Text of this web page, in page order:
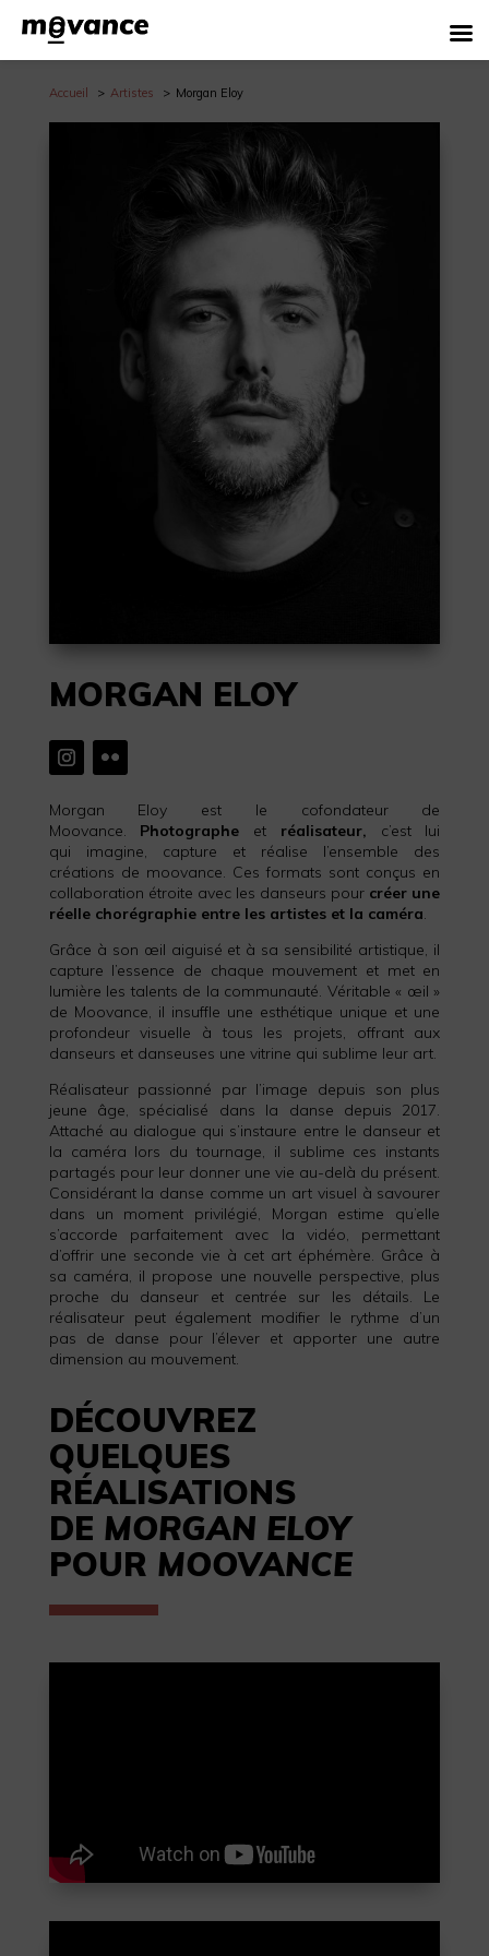
Accueil Artistes Morgan Eloy
MORGAN ELOY
Morgan Eloy est le cofondateur de
Moovance. Photographe et réalisateur, c’est lui
qui imagine, capture et réalise l’ensemble des
créations de moovance. Ces formats sont conçus en
collaboration étroite avec les danseurs pour créer une
réelle chorégraphie entre les artistes et la caméra.
Grâce à son œil aiguisé et à sa sensibilité artistique, il
capture l’essence de chaque mouvement et met en
lumière les talents de la communauté. Véritable « œil »
de Moovance, il insuffle une esthétique unique et une
profondeur visuelle à tous les projets, offrant aux
danseurs et danseuses une vitrine qui sublime leur art.
Réalisateur passionné par l’image depuis son plus
jeune âge, spécialisé dans la danse depuis 2017.
Attaché au dialogue qui s’instaure entre le danseur et
la caméra lors du tournage, il sublime ces instants
partagés pour leur donner une vie au-delà du présent.
Considérant la danse comme un art visuel à savourer
dans un moment privilégié, Morgan estime qu’elle
s’accorde parfaitement avec la vidéo, permettant
d’offrir une seconde vie à cet art éphémère. Grâce à
sa caméra, il propose une nouvelle perspective, plus
proche du danseur et centrée sur les détails. Le
réalisateur peut également modifier le rythme d’un
pas de danse pour l’élever et apporter une autre
dimension au mouvement.
DÉCOUVREZ
QUELQUES
RÉALISATIONS
DE MORGAN ELOY
POUR MOOVANCE